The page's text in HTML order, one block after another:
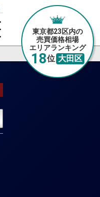
東京都23区内の
売買価格相場
エリアランキング
18位 大田区